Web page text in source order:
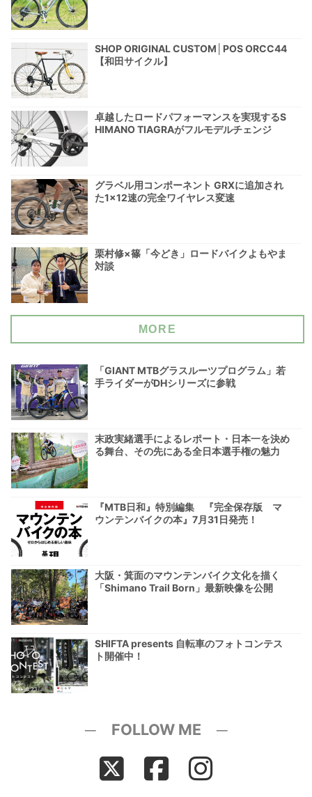
SHOP ORIGINAL CUSTOM│POS ORCC44
【和田サイクル】
卓越したロードパフォーマンスを実現するS
HIMANO TIAGRAがフルモデルチェンジ
グラベル用コンポーネント GRXに追加され
た1×12速の完全ワイヤレス変速
栗村修×篠「今どき」ロードバイクよもやま
対談
MORE
「GIANT MTBグラスルーツプログラム」若
手ライダーがDHシリーズに参戦
末政実緒選手によるレポート・日本一を決め
る舞台、その先にある全日本選手権の魅力
『MTB日和』特別編集 『完全保存版 マ
ウンテンバイクの本』7月31日発売！
大阪・箕面のマウンテンバイク文化を描く
「Shimano Trail Born」最新映像を公開
SHIFTA presents 自転車のフォトコンテス
ト開催中！
─ FOLLOW ME ─